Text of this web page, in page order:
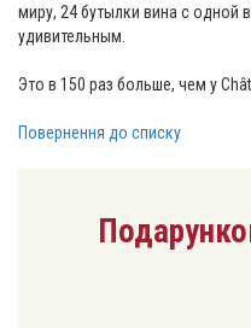
миру, 24 бутылки вина с одной
удивительным.
Это в 150 раз больше, чем у
Повернення до списку